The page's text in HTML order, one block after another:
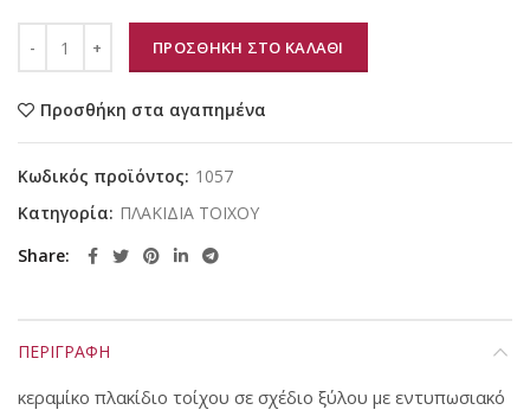
ΠΡΟΣΘΗΚΗ ΣΤΟ ΚΑΛΑΘΙ
Προσθήκη στα αγαπημένα
Κωδικός προϊόντος: 1057
Κατηγορία: ΠΛΑΚΙΔΙΑ ΤΟΙΧΟΥ
Share
ΠΕΡΙΓΡΑΦΗ
κεραμίκο πλακίδιο τοίχου σε σχέδιο ξύλου με εντυπωσιακό